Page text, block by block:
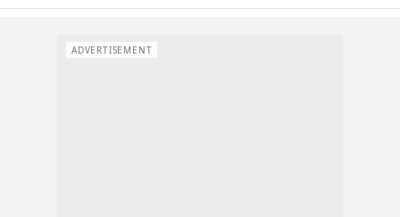
ADVERTISEMENT